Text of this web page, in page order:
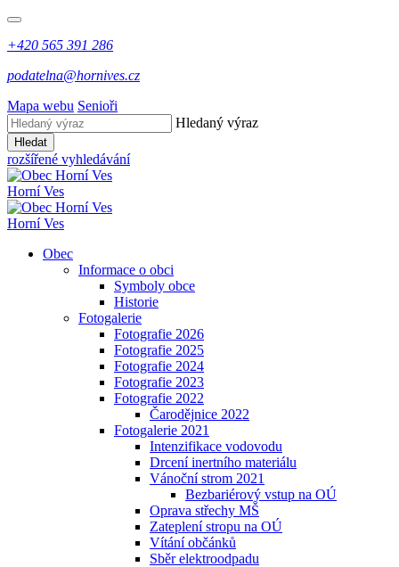
+420 565 391 286
podatelna@hornives.cz
Mapa webu Senioři
Hledaný výraz
Hledat
rozšířené vyhledávání
Horní Ves
Horní Ves
Obec
Informace o obci
Symboly obce
Historie
Fotogalerie
Fotografie 2026
Fotografie 2025
Fotografie 2024
Fotografie 2023
Fotografie 2022
Čarodějnice 2022
Fotogalerie 2021
Intenzifikace vodovodu
Drcení inertního materiálu
Vánoční strom 2021
Bezbariérový vstup na OÚ
Oprava střechy MŠ
Zateplení stropu na OÚ
Vítání občánků
Sběr elektroodpadu